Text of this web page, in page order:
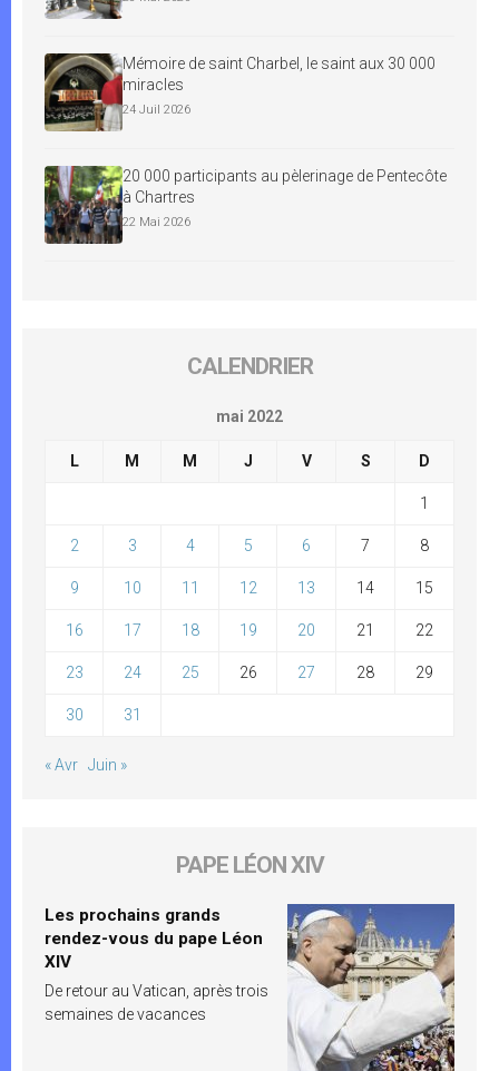
Mémoire de saint Charbel, le saint aux 30 000
miracles
24 Juil 2026
20 000 participants au pèlerinage de Pentecôte
à Chartres
22 Mai 2026
CALENDRIER
mai 2022
L M M J V S D
1
2 3 4 5 6 7 8
9 10 11 12 13 14 15
16 17 18 19 20 21 22
23 24 25 26 27 28 29
30 31
« Avr Juin »
PAPE LÉON XIV
Les prochains grands
rendez-vous du pape Léon
XIV
De retour au Vatican, après trois
semaines de vacances